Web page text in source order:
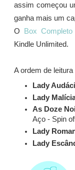
assim começou
ganha mais um
O Box
Kindle Unlimited.
A ordem de
Lady
Lady
As Doze
Aço - Spin
Lady
Lady